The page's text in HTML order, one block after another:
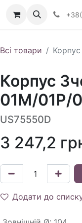
Всі товари
Корпус
01M/01P/
US75550D
3 247,2
Додати до